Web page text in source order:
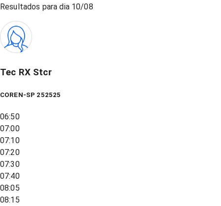
Resultados para dia 10/08
Tec RX Stcr
COREN-SP 252525
06:50
07:00
07:10
07:20
07:30
07:40
08:05
08:15